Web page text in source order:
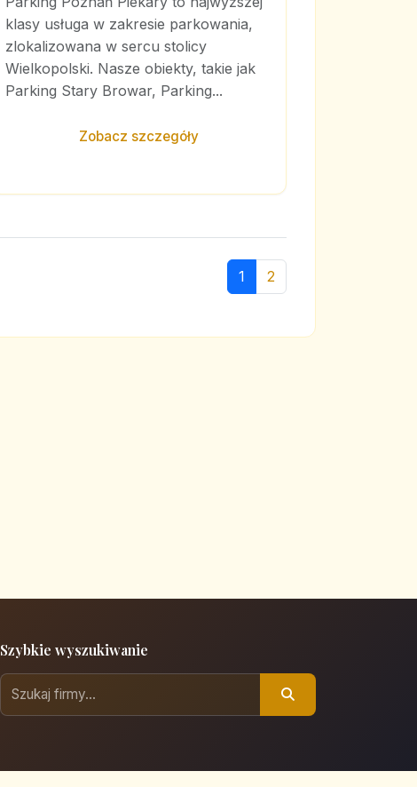
klasy usługa w zakresie parkowania,
zlokalizowana w sercu stolicy
Wielkopolski. Nasze obiekty, takie jak
Parking Stary Browar, Parking...
Zobacz szczegóły
1 2
Szybkie wyszukiwanie